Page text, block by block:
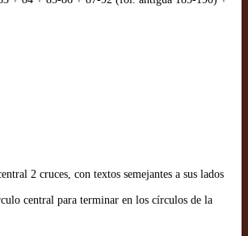
2 cruces, con textos semejantes a sus lados
central para terminar en los círculos de la